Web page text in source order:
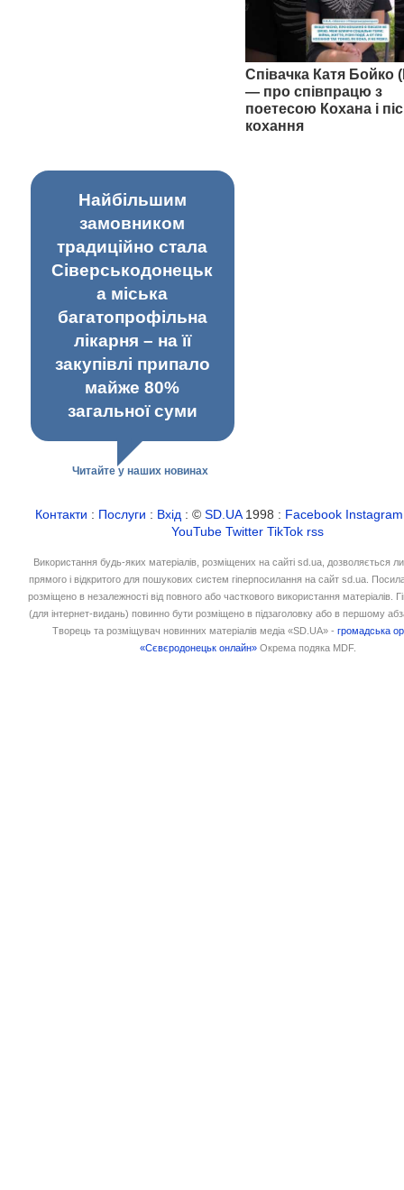
Співачка Катя Бойко
— про співпрацю з
поетесою Кохана і
кохання
Найбільшим
замовником
традиційно стала
Сіверськодонецьк
а міська
багатопрофільна
лікарня – на її
закупівлі припало
майже 80%
загальної суми
Читайте у наших новинах
Контакти : Послуги : Вхід : ©SD.UA1998 : Facebook Instagram
YouTube Twitter TikTok rss
Використання будь-яких матеріалів, розміщених на сайті sd.ua, дозволяється
прямого і відкритого для пошукових систем гіперпосилання на сайт sd.ua.
розміщено в незалежності від повного або часткового використання матеріалів.
(для інтернет-видань) повинно бути розміщено в підзаголовку або в першому
Творець та розміщувач новинних матеріалів медіа «SD.UA» -громадська
«Сєвєродонецьк онлайн» Окрема подяка MDF.